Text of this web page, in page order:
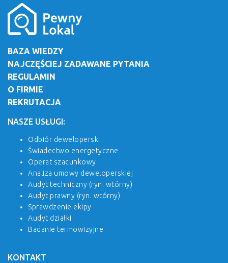
BAZA WIEDZY
NAJCZĘŚCIEJ ZADAWANE PYTANIA
REGULAMIN
O FIRMIE
REKRUTACJA
NASZE USŁUGI:
Odbiór deweloperski
Świadectwo energetyczne
Operat szacunkowy
Analiza umowy deweloperskiej
Audyt techniczny (ryn. wtórny)
Audyt prawny (ryn. wtórny)
Sprawdzenie ekipy
Audyt działki
Badanie termowizyjne
KONTAKT